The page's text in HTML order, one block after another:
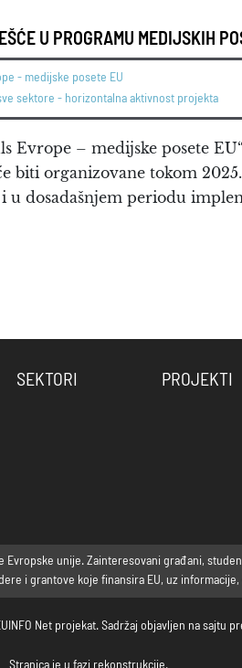
U PROGRAMU MEDIJSKIH
- medijske posete EU
sektore - horizontalna aktivnost projekta
Evrope – medijske posete
biti organizovane tokom
u dosadašnjem periodu
SEKTORI PROJEKTI
unije. Zainteresovani građani,
i grantove koje finansira EU, uz
Net projekat. Sadržaj objavljen na sajtu
Stranica je u fazi rekonstrukcije.